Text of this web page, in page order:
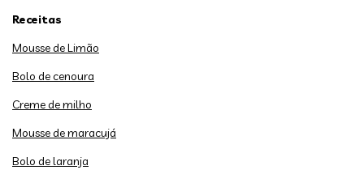
Receitas
Mousse de Limão
Bolo de cenoura
Creme de milho
Mousse de maracujá
Bolo de laranja